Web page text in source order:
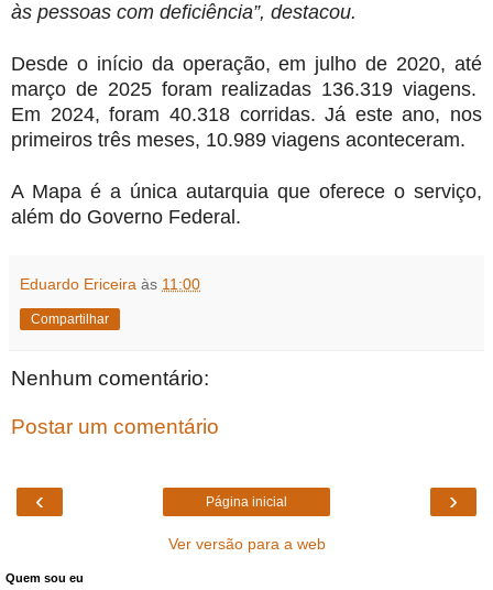
às pessoas com deficiência”, destacou.
Desde o início da operação, em julho de 2020, até
março de 2025 foram realizadas 136.319 viagens.
Em 2024, foram 40.318 corridas. Já este ano, nos
primeiros três meses, 10.989 viagens aconteceram.
A Mapa é a única autarquia que oferece o serviço,
além do Governo Federal.
Eduardo Ericeira às 11:00
Compartilhar
Nenhum comentário:
Postar um comentário
‹ ›
Página inicial
Ver versão para a web
Quem sou eu